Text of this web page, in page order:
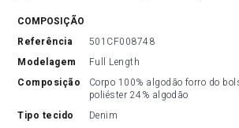
COMPOSIÇÃO
referência
501CF008748
modelagem
Full Length
composição
Corpo 100% algodão forro do
poliéster 24% algodão
tipo tecido
Denim